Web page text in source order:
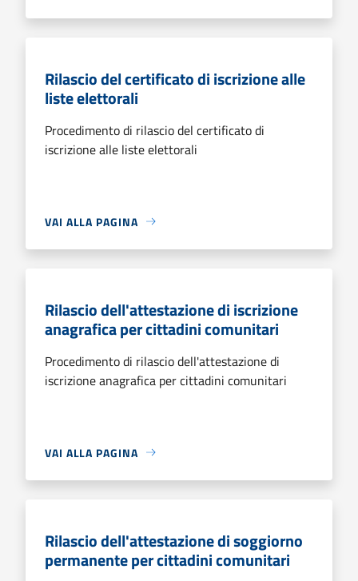
Rilascio del certificato di iscrizione alle
liste elettorali
Procedimento di rilascio del certificato di
iscrizione alle liste elettorali
VAI ALLA PAGINA
Rilascio dell'attestazione di iscrizione
anagrafica per cittadini comunitari
Procedimento di rilascio dell'attestazione di
iscrizione anagrafica per cittadini comunitari
VAI ALLA PAGINA
Rilascio dell'attestazione di soggiorno
permanente per cittadini comunitari